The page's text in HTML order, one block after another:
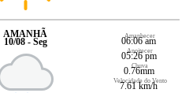
AMANHÃ
10/08 - Seg
Amanhecer
06:06 am
Anoitecer
05:26 pm
Chuva
0.76mm
Velocidade do Vento
7.61 km/h